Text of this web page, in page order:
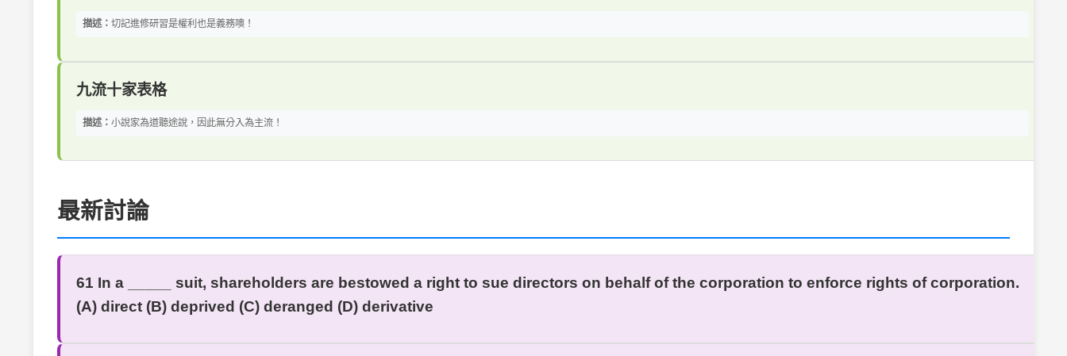
描述： 切記進修研習是權利也是義務噢！
九流十家表格
描述： 小說家為道聽途說，因此無分入為主流！
最新討論
61 In a _____ suit, shareholders are bestowed a right to sue directors on behalf of the corporation to enforce rights of corporation.
(A) direct (B) deprived (C) deranged (D) derivative